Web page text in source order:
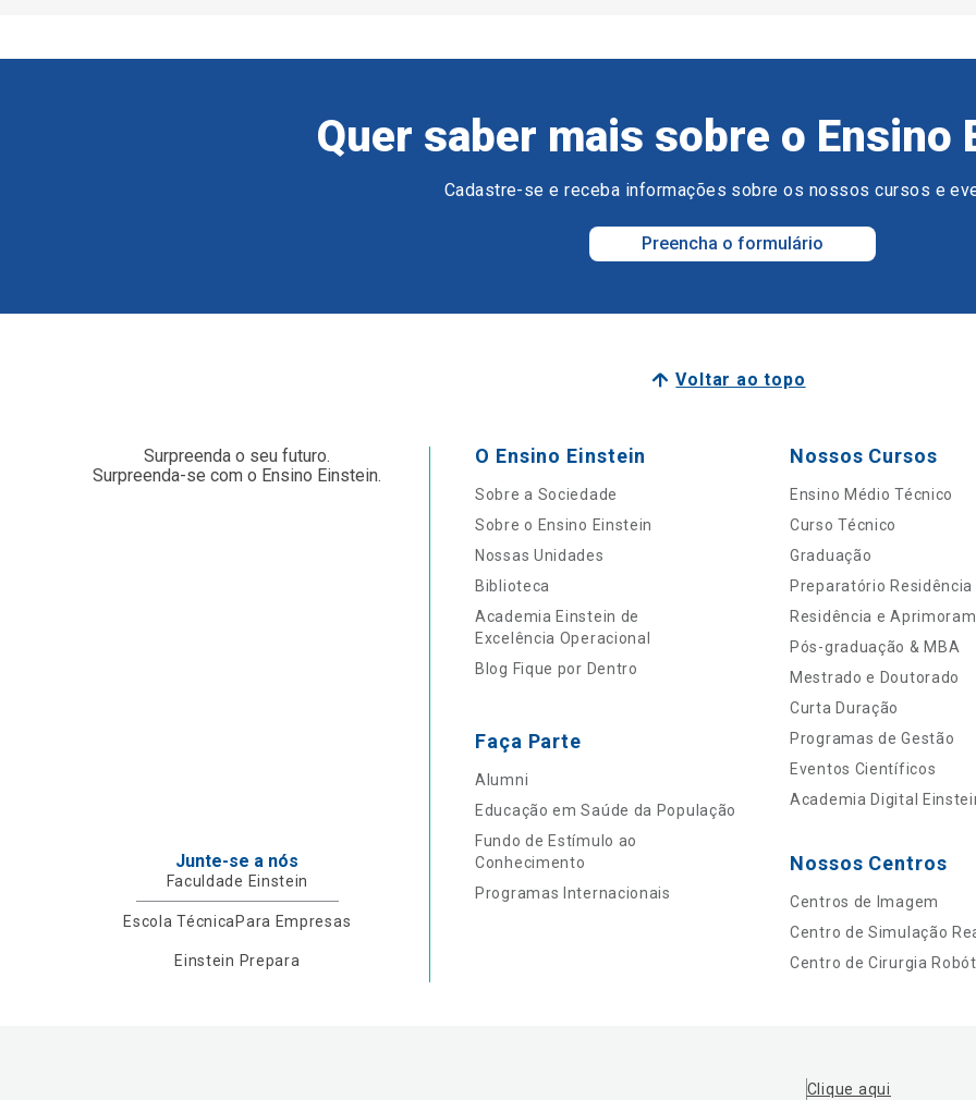
Quer saber mais sobre o Ensino
Cadastre-se e receba informações sobre os nossos cursos e
Preencha o formulário
Voltar ao topo
Surpreenda o seu futuro.
Surpreenda-se com o Ensino Einstein.
Junte-se a nós
Faculdade Einstein
Escola TécnicaPara Empresas
Einstein Prepara
O Ensino Einstein
Sobre a Sociedade
Sobre o Ensino Einstein
Nossas Unidades
Biblioteca
Academia Einstein de
Excelência Operacional
Blog Fique por Dentro
Faça Parte
Alumni
Educação em Saúde da População
Fundo de Estímulo ao
Conhecimento
Programas Internacionais
Nossos Cursos
Ensino Médio Técnico
Curso Técnico
Graduação
Preparatório Residência
Residência e
Pós-graduação & MBA
Mestrado e Doutorado
Curta Duração
Programas de Gestão
Eventos Científicos
Academia Digital
Nossos Centros
Centros de Imagem
Centro de Simulação
Centro de Cirurgia
Clique aqui